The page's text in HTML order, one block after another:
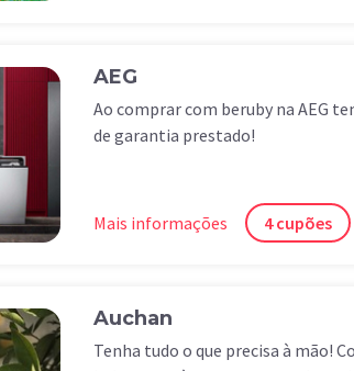
AEG
Ao comprar com beruby na AEG
de garantia prestado!
Mais informações 4 cupões
Auchan
Tenha tudo o que precisa à mão!